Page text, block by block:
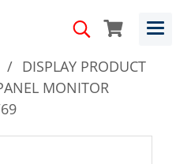
DISPLAY PRODUCT
MONITOR